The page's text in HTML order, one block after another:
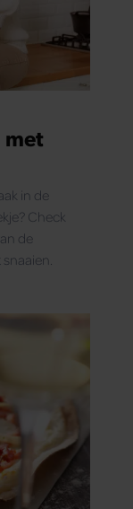
met
in de
Check
de